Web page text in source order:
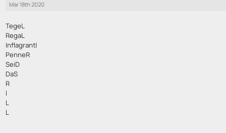
Mar 18th 2020
TegeL
RegaL
InflagrantI
PenneR
SeiD
DaS
R
I
L
L